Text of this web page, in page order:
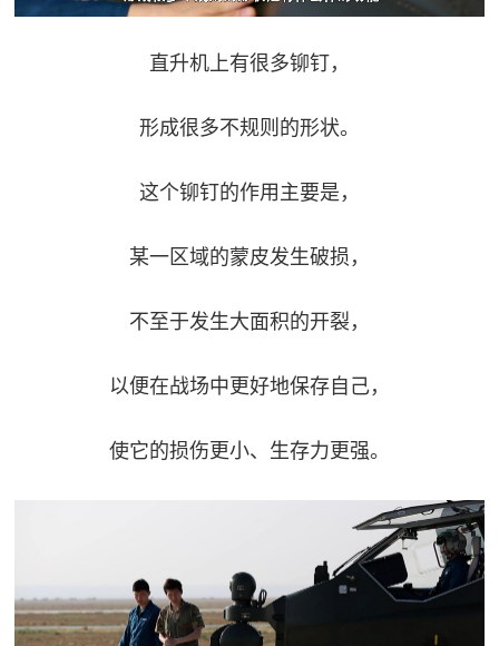
直升机上有很多铆钉，
形成很多不规则的形状。
这个铆钉的作用主要是，
某一区域的蒙皮发生破损，
不至于发生大面积的开裂，
以便在战场中更好地保存自己，
使它的损伤更小、生存力更强。